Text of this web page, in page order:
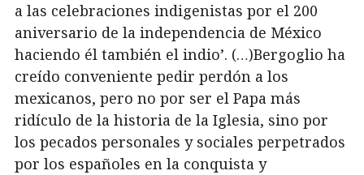
a las celebraciones indigenistas por el 200
aniversario de la independencia de México
haciendo él también el indio’. (…)Bergoglio ha
creído conveniente pedir perdón a los
mexicanos, pero no por ser el Papa más
ridículo de la historia de la Iglesia, sino por
los pecados personales y sociales perpetrados
por los españoles en la conquista y